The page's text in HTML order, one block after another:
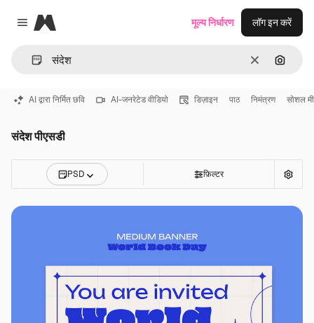
Close menu
Magnific
साफ़ इमेज से
मूल्य निर्धारण लॉग इन करें
AI द्वारा निर्मित छवि AI-जनरेटेड वीडियो डिज़ाइन पाठ निमंत्रण सोशल
संदेश पीएसडी
PSD फ़िल्टर